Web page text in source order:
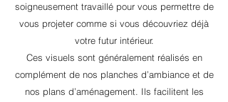
soigneusement travaillé pour vous permettre de
vous projeter comme si vous découvriez déjà
votre futur intérieur.
Ces visuels sont généralement réalisés en
complément de nos planches d’ambiance et de
nos plans d’aménagement. Ils facilitent les